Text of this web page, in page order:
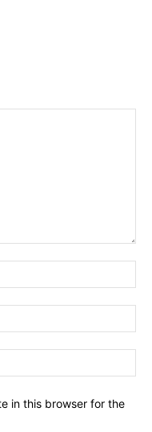
in this browser for the